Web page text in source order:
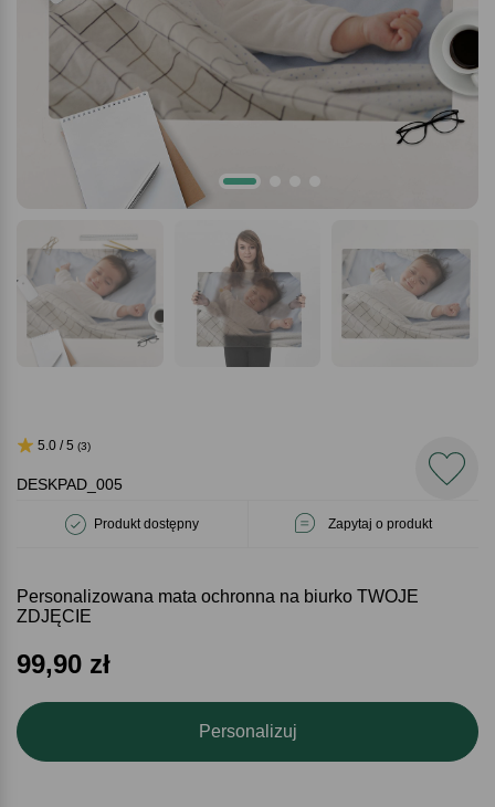
DESKPAD_005
Produkt dostępny Zapytaj o produkt
5.0 / 5 (3)
Personalizowana mata ochronna na biurko TWOJE
ZDJĘCIE
99,90 zł
Personalizuj